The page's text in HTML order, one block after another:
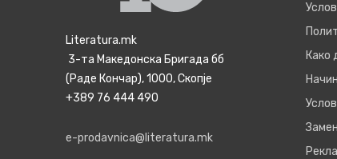
Literatura.mk
3-та Македонска Бригада бб
(Раде Кончар), 1000, Скопје
+389 76 444 490
e-prodavnica@literatura.mk
Како